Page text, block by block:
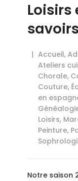
Loisirs
Accueil,
Ateliers
Chorale,
Couture,
en
Loisirs,
Peinture,
Notre saison